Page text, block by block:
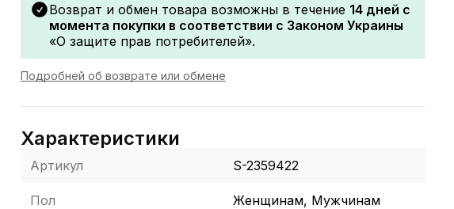
Возврат и обмен товара возможны в течение 14 дней с
момента покупки в соответствии с Законом Украины
«О защите прав потребителей».
Подробней об возврате или обмене
Характеристики
Артикул S-2359422
Пол Женщинам, Мужчинам